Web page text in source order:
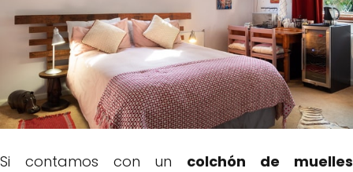
Si contamos con un colchón de muelles